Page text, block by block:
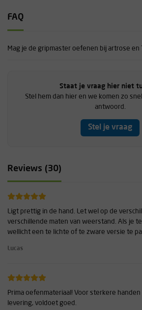
FAQ
Mag je de gripmaster oefenen bij artrose en
Staat je vraag hier niet
Stel hem dan hier en we komen zo
antwoord.
Stel je vraag
Reviews (30)
Ligt prettig in de hand. Let wel op de
verschillende maten van weerstand. Als je
wellicht een te lichte of te zware versie te
Lucas
Prima oefenmateriaal! Voor sterkere
levering, voldoet goed.